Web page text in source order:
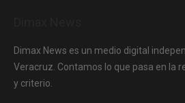
Dimax News es un medio digital
Veracruz. Contamos lo que pasa en la
y criterio.